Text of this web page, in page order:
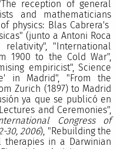
reception of general
and mathematicians
physics: Blas Cabrera's
(junto a Antoni Roca
relativity", "International
1900 to the Cold War",
empiricist", Science
in Madrid", "From the
Zurich (1897) to Madrid
ya que se publicó en
and Ceremonies",
Congress of
30, 2006), "Rebuilding the
in a Darwinian